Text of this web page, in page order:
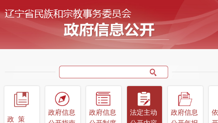
政策
政府信息
政府信息
法定主动
政府信息